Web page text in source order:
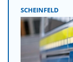
SCHEINFELD